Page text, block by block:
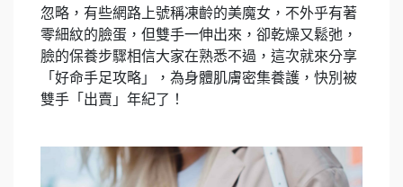
忽略，有些網路上號稱凍齡的美魔女，不外乎有著
零細紋的臉蛋，但雙手一伸出來，卻乾燥又鬆弛，
臉的保養步驟相信大家在熟悉不過，這次就來分享
「好命手足攻略」，為身體肌膚密集養護，快別被
雙手「出賣」年紀了！